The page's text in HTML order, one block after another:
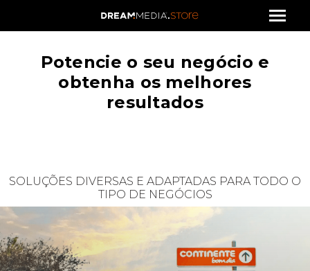
Potencie o seu negócio e
obtenha os melhores
resultados
SOLUÇÕES DIVERSAS E ADAPTADAS PARA TODO O
TIPO DE NEGÓCIOS